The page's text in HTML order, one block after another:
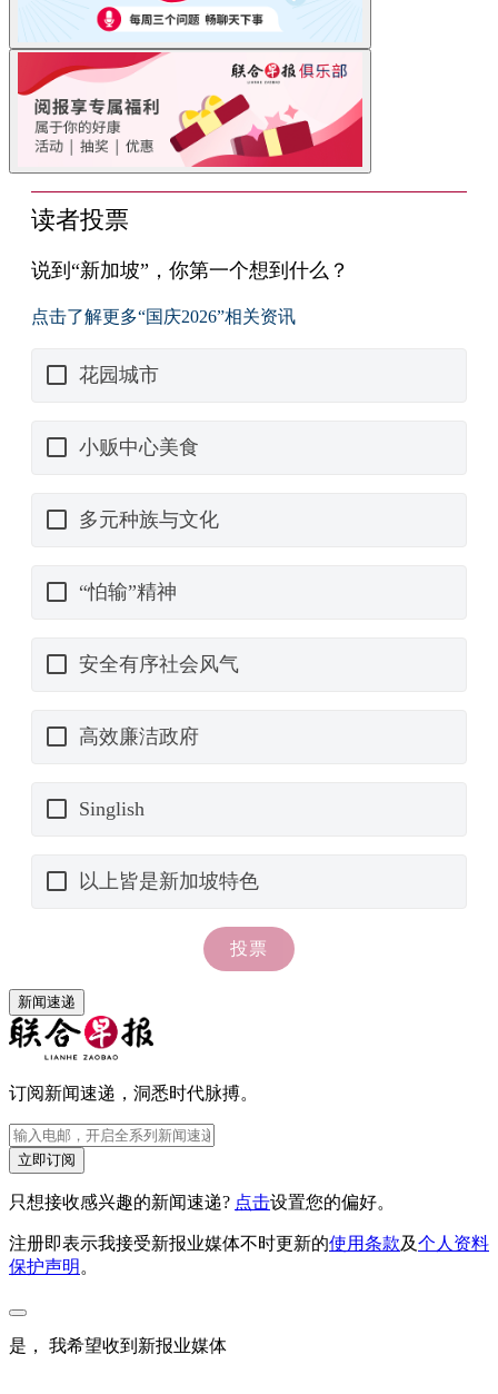
新闻速递
订阅新闻速递，洞悉时代脉搏。
立即订阅
只想接收感兴趣的新闻速递? 点击设置您的偏好。
注册即表示我接受新报业媒体不时更新的使用条款及个人资料
保护声明 。
是， 我希望收到新报业媒体